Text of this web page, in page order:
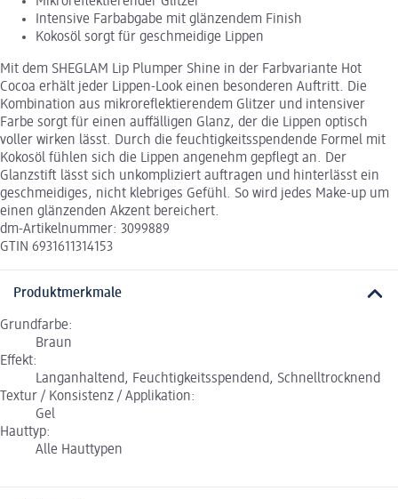
Intensive Farbabgabe mit glänzendem Finish
Kokosöl sorgt für geschmeidige Lippen
Mit dem SHEGLAM Lip Plumper Shine in der Farbvariante Hot
Cocoa erhält jeder Lippen-Look einen besonderen Auftritt. Die
Kombination aus mikroreflektierendem Glitzer und intensiver
Farbe sorgt für einen auffälligen Glanz, der die Lippen optisch
voller wirken lässt. Durch die feuchtigkeitsspendende Formel mit
Kokosöl fühlen sich die Lippen angenehm gepflegt an. Der
Glanzstift lässt sich unkompliziert auftragen und hinterlässt ein
geschmeidiges, nicht klebriges Gefühl. So wird jedes Make-up um
einen glänzenden Akzent bereichert.
dm-Artikelnummer: 3099889
GTIN 6931611314153
Produktmerkmale
Grundfarbe:
Braun
Effekt:
Langanhaltend, Feuchtigkeitsspendend, Schnelltrocknend
Textur / Konsistenz / Applikation:
Gel
Hauttyp:
Alle Hauttypen